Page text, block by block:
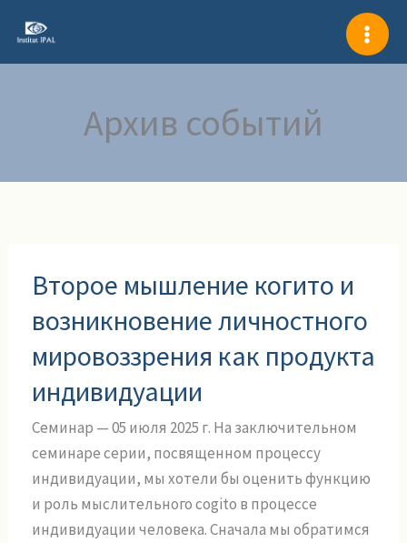
содержимому
Архив событий
Второе мышление когито и
возникновение личностного
мировоззрения как продукта
индивидуации
Семинар — 05 июля 2025 г. На заключительном
семинаре серии, посвященном процессу
индивидуации, мы хотели бы оценить функцию
и роль мыслительного cogito в процессе
индивидуации человека. Сначала мы обратимся
мышление
когито
и
возникновение
личностного
мировоззрения
как
продукта
индивидуации